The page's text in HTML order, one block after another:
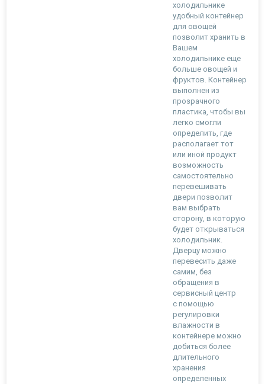
холодильнике
удобный контейнер
для овощей
позволит хранить в
Вашем
холодильнике еще
больше овощей и
фруктов. Контейнер
выполнен из
прозрачного
пластика, чтобы вы
легко смогли
определить, где
располагает тот
или иной продукт
возможность
самостоятельно
перевешивать
двери позволит
вам выбрать
сторону, в которую
будет открываться
холодильник.
Дверцу можно
перевесить даже
самим, без
обращения в
сервисный центр
с помощью
регулировки
влажности в
контейнере можно
добиться более
длительного
хранения
определенных